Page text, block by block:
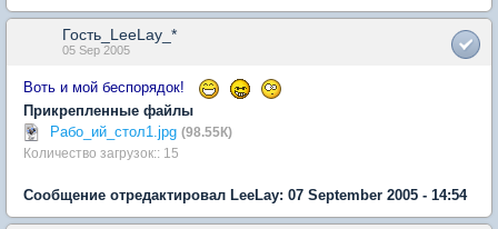
Гость_LeeLay_*
05 Sep 2005
Воть и мой беспорядок!
Прикрепленные файлы
Рабо_ий_стол1.jpg (98.55К)
Количество загрузок:: 15
Сообщение отредактировал LeeLay: 07 September 2005 - 14:54